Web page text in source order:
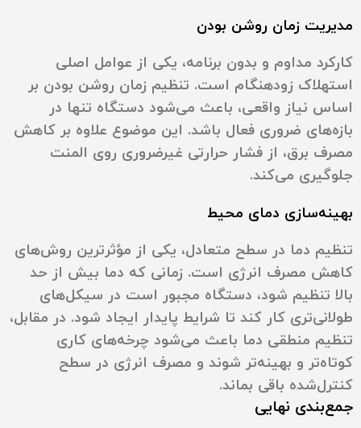
مدیریت زمان روشن بودن
کارکرد مداوم و بدون برنامه، یکی از عوامل اصلی
استهلاک زودهنگام است. تنظیم زمان روشن بودن بر
اساس نیاز واقعی، باعث می‌شود دستگاه تنها در
بازه‌های ضروری فعال باشد. این موضوع علاوه بر کاهش
مصرف برق، از فشار حرارتی غیرضروری روی المنت
جلوگیری می‌کند.
بهینه‌سازی دمای محیط
تنظیم دما در سطح متعادل، یکی از مؤثرترین روش‌های
کاهش مصرف انرژی است. زمانی که دما بیش از حد
بالا تنظیم شود، دستگاه مجبور است در سیکل‌های
طولانی‌تری کار کند تا شرایط پایدار ایجاد شود. در مقابل،
تنظیم منطقی دما باعث می‌شود چرخه‌های کاری
کوتاه‌تر و بهینه‌تر شوند و مصرف انرژی در سطح
کنترل‌شده باقی بماند.
جمع‌بندی نهایی